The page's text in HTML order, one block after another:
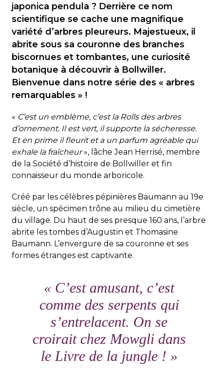
japonica pendula ? Derrière ce nom
scientifique se cache une magnifique
variété d’arbres pleureurs. Majestueux, il
abrite sous sa couronne des branches
biscornues et tombantes, une curiosité
botanique à découvrir à Bollwiller.
Bienvenue dans notre série des « arbres
remarquables » !
« C’est un emblème, c’est la Rolls des arbres
d’ornement. Il est vert, il supporte la sécheresse.
Et en prime il fleurit et a un parfum agréable qui
exhale la fraîcheur», lâche Jean Herrisé, membre
de la Société d’histoire de Bollwiller et fin
connaisseur du monde arboricole.
Créé par les célèbres pépinières Baumann au 19e
siècle, un spécimen trône au milieu du cimetière
du village. Du haut de ses presque 160 ans, l’arbre
abrite les tombes d’Augustin et Thomasine
Baumann. L’envergure de sa couronne et ses
formes étranges est captivante.
« C’est amusant, c’est
comme des serpents qui
s’entrelacent. On se
croirait chez Mowgli dans
le Livre de la jungle ! »